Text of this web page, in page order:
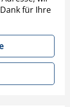
für Ihre